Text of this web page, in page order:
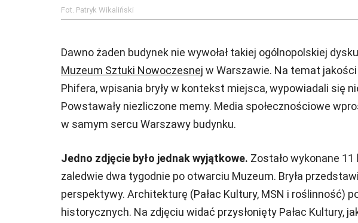
Fot. Patryk Wikaliński
Dawno żaden budynek nie wywołał takiej ogólnopolskiej
Muzeum Sztuki Nowoczesnej w Warszawie. Na temat
Phifera, wpisania bryły w kontekst miejsca, wypowiadali się
Powstawały niezliczone memy. Media społecznościowe
w samym sercu Warszawy budynku.
Jedno zdjęcie było jednak wyjątkowe. Zostało wykonane
zaledwie dwa tygodnie po otwarciu Muzeum. Bryła
perspektywy. Architekturę (Pałac Kultury, MSN i roślinność)
historycznych. Na zdjęciu widać przysłonięty Pałac Kultury,